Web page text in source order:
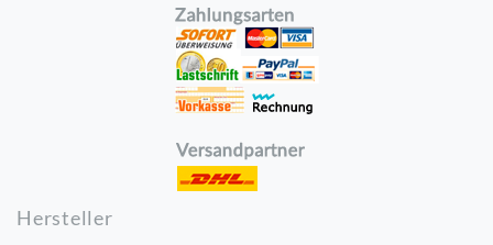
Hersteller